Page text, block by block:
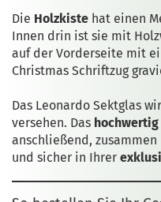
Die Holzkiste hat einen
Innen drin ist sie mit
auf der Vorderseite mit
Christmas Schriftzug
Das Leonardo Sektglas
versehen. Das
anschließend,
und sicher in Ihrer